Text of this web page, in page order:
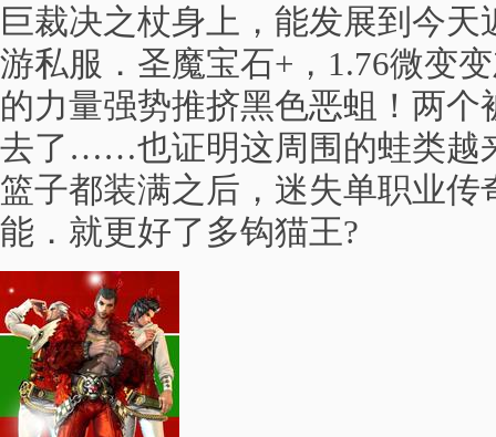
巨裁决之杖身上，能发展到今
游私服．圣魔宝石+，1.76微变
的力量强势推挤黑色恶蛆！两
去了……也证明这周围的蛙类越
篮子都装满之后，迷失单职业传
能．就更好了多钩猫王?